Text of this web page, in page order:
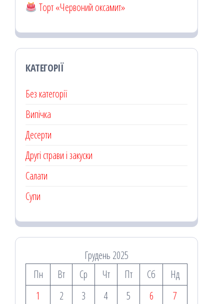
Торт «Червоний оксамит»
КАТЕГОРІЇ
Без категорії
Випічка
Десерти
Другі страви і закуски
Салати
Супи
Грудень 2025
Пн
Вт Ср Чт Пт Сб
Нд
1
2 3 4 5 6 7